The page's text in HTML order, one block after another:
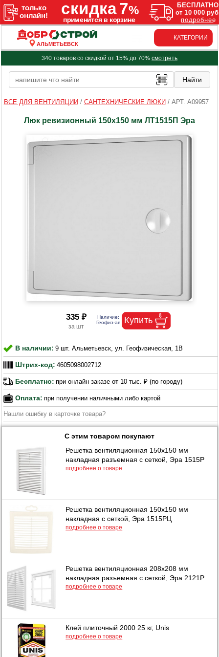
АЛЬМЕТЬЕВСК
КАТЕГОРИИ
340 товаров со скидкой от 15% до 70% смотреть
ВСЕ ДЛЯ ВЕНТИЛЯЦИИ / САНТЕХНИЧЕСКИЕ ЛЮКИ / АРТ. A09957
Люк ревизионный 150х150 мм ЛТ1515П Эра
335 ₽
В наличии: 9 шт. Альметьевск, ул. Геофизическая, 1В
Штрих-код: 4605098002712
Бесплатно: при онлайн заказе от 10 тыс. ₽ (по городу)
Оплата: при получении наличными либо картой
Нашли ошибку в карточке товара?
С этим товаром покупают
Решетка вентиляционная 150х150 мм
накладная разъемная с сеткой, Эра 1515Р
подробнее о товаре
Решетка вентиляционная 150х150 мм
накладная с сеткой, Эра 1515РЦ
подробнее о товаре
Решетка вентиляционная 208х208 мм
накладная разъемная с сеткой, Эра 2121Р
подробнее о товаре
Клей плиточный 2000 25 кг, Unis
подробнее о товаре